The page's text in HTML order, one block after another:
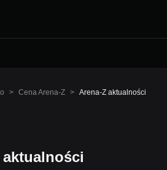
> Cena Arena-Z > Arena-Z aktualności
aktualności